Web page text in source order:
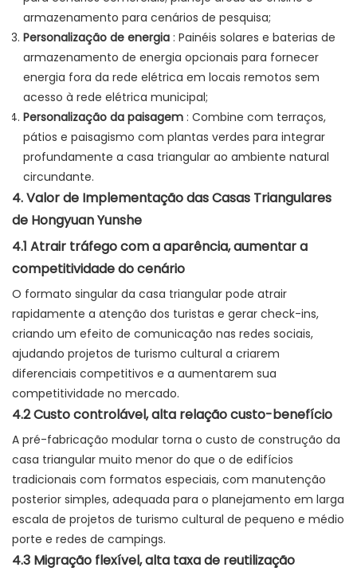
armazenamento para cenários de pesquisa;
Personalização de energia : Painéis solares e baterias de
armazenamento de energia opcionais para fornecer
energia fora da rede elétrica em locais remotos sem
acesso à rede elétrica municipal;
Personalização da paisagem : Combine com terraços,
pátios e paisagismo com plantas verdes para integrar
profundamente a casa triangular ao ambiente natural
circundante.
4. Valor de Implementação das Casas Triangulares
de Hongyuan Yunshe
4.1 Atrair tráfego com a aparência, aumentar a
competitividade do cenário
O formato singular da casa triangular pode atrair
rapidamente a atenção dos turistas e gerar check-ins,
criando um efeito de comunicação nas redes sociais,
ajudando projetos de turismo cultural a criarem
diferenciais competitivos e a aumentarem sua
competitividade no mercado.
4.2 Custo controlável, alta relação custo-benefício
A pré-fabricação modular torna o custo de construção da
casa triangular muito menor do que o de edifícios
tradicionais com formatos especiais, com manutenção
posterior simples, adequada para o planejamento em larga
escala de projetos de turismo cultural de pequeno e médio
porte e redes de campings.
4.3 Migração flexível, alta taxa de reutilização